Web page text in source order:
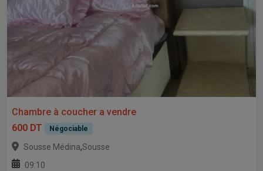
Chambre à coucher a vendre
600 DT
Négociable
Sousse Médina,Sousse
09:10